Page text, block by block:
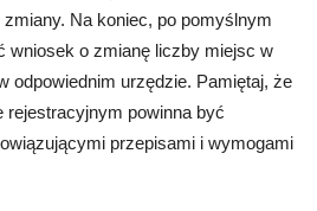
Na koniec, po pomyślnym
wniosek o zmianę liczby miejsc w
odpowiednim urzędzie. Pamiętaj, że
rejestracyjnym powinna być
przepisami i wymogami